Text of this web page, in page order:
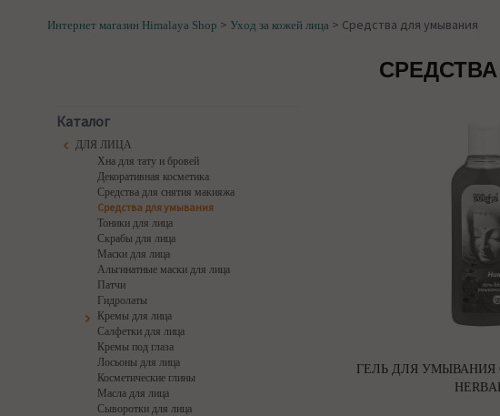
Интернет магазин Himalaya Shop > Уход за кожей лица > Средства для умывания
Каталог
ДЛЯ ЛИЦА
Хна для тату и бровей
Декоративная косметика
Средства для снятия макияжа
Средства для умывания
Тоники для лица
Скрабы для лица
Маски для лица
Альгинатные маски для лица
Патчи
Гидролаты
Кремы для лица
Салфетки для лица
Кремы под глаза
Лосьоны для лица
Косметические глины
Масла для лица
Сыворотки для лица
ГЕЛЬ ДЛЯ УМЫВАНИЯ